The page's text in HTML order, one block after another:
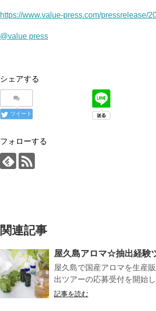
https://www.value-press.com/pressrelease/
@value press
シェアする
ツイート
フォローする
関連記事
屋久島アロマ☆抽出経験
屋久島で国産アロマを生産
出ツアーの応募受付を開始
記事を読む